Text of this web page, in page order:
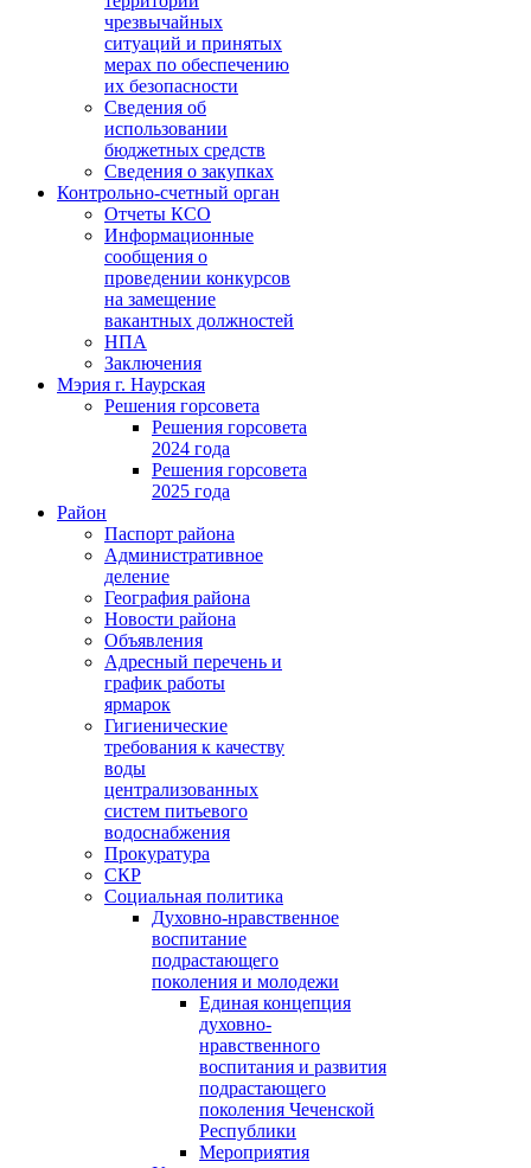
чрезвычайных
ситуаций и принятых
мерах по обеспечению
их безопасности
Сведения об
использовании
бюджетных средств
Сведения о закупках
Контрольно-счетный орган
Отчеты КСО
Информационные
сообщения о
проведении конкурсов
на замещение
вакантных должностей
НПА
Заключения
Мэрия г. Наурская
Решения горсовета
Решения горсовета
2024 года
Решения горсовета
2025 года
Район
Паспорт района
Административное
деление
География района
Новости района
Объявления
Адресный перечень и
график работы
ярмарок
Гигиенические
требования к качеству
воды
централизованных
систем питьевого
водоснабжения
Прокуратура
СКР
Социальная политика
Духовно-нравственное
воспитание
подрастающего
поколения и молодежи
Единая концепция
духовно-
нравственного
воспитания и развития
подрастающего
поколения Чеченской
Республики
Мероприятия